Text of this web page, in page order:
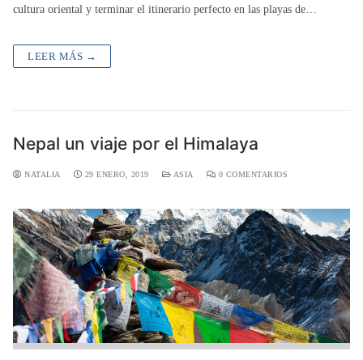
cultura oriental y terminar el itinerario perfecto en las playas de…
LEER MÁS →
Nepal un viaje por el Himalaya
NATALIA 29 ENERO, 2019 ASIA 0 COMENTARIOS